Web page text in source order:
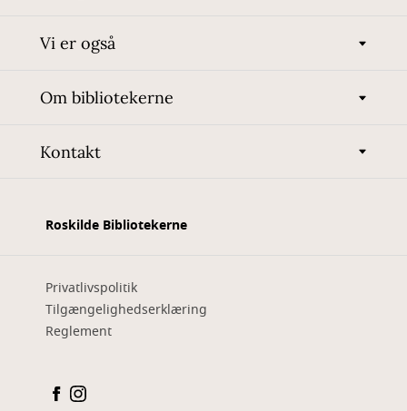
Vi er også
Om bibliotekerne
Kontakt
Roskilde Bibliotekerne
Privatlivspolitik
Tilgængelighedserklæring
Reglement